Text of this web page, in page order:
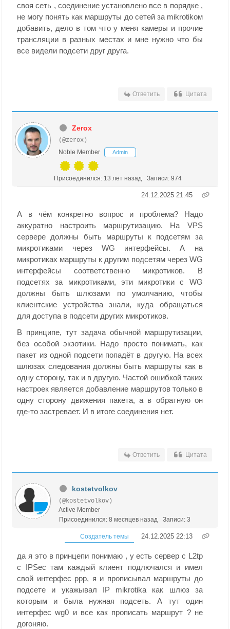
своя сеть , соединение установлено все в порядке ,
не могу понять как маршруты до сетей за mikrotikом
добавить, дело в том что у меня камеры и прочие
трансляции в разных местах и мне нужно что бы
все видели подсети друг друга.
Ответить Цитата
Zerox
(@zerox)
Noble Member
Admin
Присоединился: 13 лет назад Записи: 974
24.12.2025 21:45
А в чём конкретно вопрос и проблема? Надо
аккуратно настроить маршрутизацию. На VPS
сервере должны быть маршруты к подсетям за
микротиками через WG интерфейсы. А на
микротиках маршруты к другим подсетям через WG
интерфейсы соответственно микротиков. В
подсетях за микротиками, эти микротики с WG
должны быть шлюзами по умолчанию, чтобы
клиентские устройства знали, куда обращаться
для доступа в подсети других микротиков.
В принципе, тут задача обычной маршрутизации,
без особой экзотики. Надо просто понимать, как
пакет из одной подсети попадёт в другую. На всех
шлюзах следования должны быть маршруты как в
одну сторону, так и в другую. Частой ошибкой таких
настроек является добавление маршрутов только в
одну сторону движения пакета, а в обратную он
где-то застревает. И в итоге соединения нет.
Ответить Цитата
kostetvolkov
(@kostetvolkov)
Active Member
Присоединился: 8 месяцев назад
Записи: 3
Создатель темы 24.12.2025 22:13
да я это в принцепи понимаю , у есть сервер с L2tp
с IPSec там каждый клиент подлючался и имел
свой интерфес ppp, я и прописывал маршруты до
подсете и укажывал IP mikrotika как шлюз за
которым и была нужная подсеть. А тут один
интерфес wg0 и все как прописать маршрут ? не
догоняю.